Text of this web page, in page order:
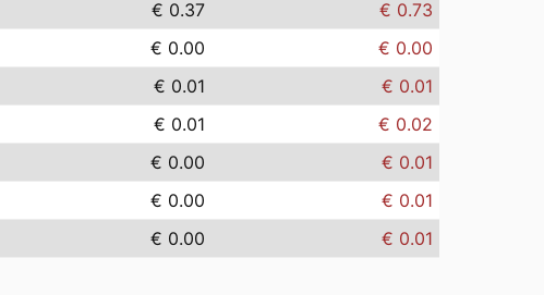
€ 0.37
€ 0.73
€ 0.00
€ 0.00
€ 0.01
€ 0.01
€ 0.01
€ 0.02
€ 0.00
€ 0.01
€ 0.00
€ 0.01
€ 0.00 € 0.01